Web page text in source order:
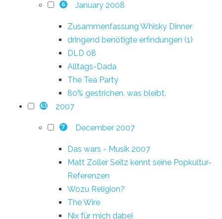
6 January 2008
Zusammenfassung Whisky Dinner
dringend benötigte erfindungen (1)
DLD 08
Alltags-Dada
The Tea Party
80% gestrichen. was bleibt.
63 2007
7 December 2007
Das wars - Musik 2007
Matt Zoller Seitz kennt seine Popkultur-
Referenzen
Wozu Religion?
The Wire
Nix für mich dabei